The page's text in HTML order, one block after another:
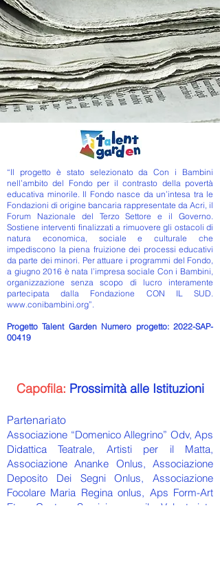
“Il progetto è stato selezionato da Con i Bambini
nell’ambito del Fondo per il contrasto della povertà
educativa minorile. Il Fondo nasce da un’intesa tra le
Fondazioni di origine bancaria rappresentate da Acri, il
Forum Nazionale del Terzo Settore e il Governo.
Sostiene interventi finalizzati a rimuovere gli ostacoli di
natura economica, sociale e culturale che
impediscono la piena fruizione dei processi educativi
da parte dei minori. Per attuare i programmi del Fondo,
a giugno 2016 è nata l’impresa sociale Con i Bambini,
organizzazione senza scopo di lucro interamente
partecipata dalla Fondazione CON IL SUD.
www.conibambini.org”.
Progetto Talent Garden Numero progetto: 2022-SAP-
00419
Capofila: Prossimità alle Istituzioni
Partenariato
Associazione “Domenico Allegrino” Odv, Aps
Didattica Teatrale, Artisti per il Matta,
Associazione Ananke Onlus, Associazione
Deposito Dei Segni Onlus, Associazione
Focolare Maria Regina onlus, Aps Form-Art
Ets, Centro Servizi per il Volontariato